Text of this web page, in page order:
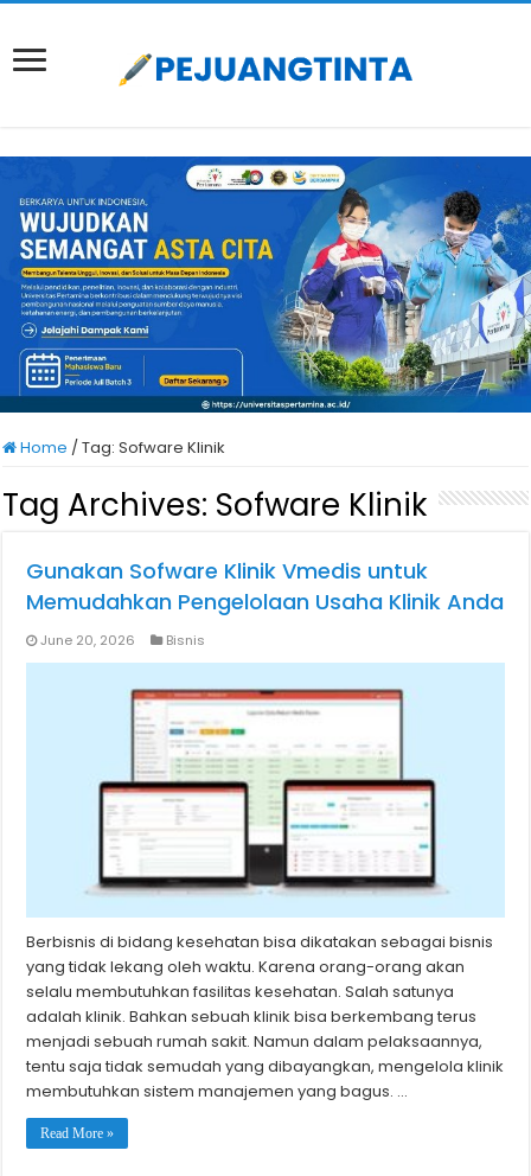
Home /Tag:Sofware Klinik
Tag Archives: Sofware Klinik
Gunakan Sofware Klinik Vmedis untuk
Memudahkan Pengelolaan Usaha Klinik Anda
June 20, 2026 Bisnis
Berbisnis di bidang kesehatan bisa dikatakan sebagai bisnis
yang tidak lekang oleh waktu. Karena orang-orang akan
selalu membutuhkan fasilitas kesehatan. Salah satunya
adalah klinik. Bahkan sebuah klinik bisa berkembang terus
menjadi sebuah rumah sakit. Namun dalam pelaksaannya,
tentu saja tidak semudah yang dibayangkan, mengelola klinik
membutuhkan sistem manajemen yang bagus. …
Read More »